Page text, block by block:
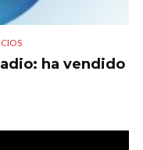
ha vendido